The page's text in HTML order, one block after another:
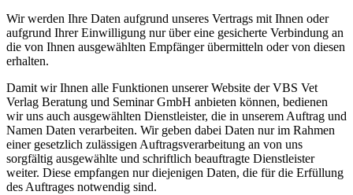
Wir werden Ihre Daten aufgrund unseres Vertrags mit Ihnen oder
aufgrund Ihrer Einwilligung nur über eine gesicherte Verbindung an
die von Ihnen ausgewählten Empfänger übermitteln oder von diesen
erhalten.
Damit wir Ihnen alle Funktionen unserer Website der VBS Vet
Verlag Beratung und Seminar GmbH anbieten können, bedienen
wir uns auch ausgewählten Dienstleister, die in unserem Auftrag und
Namen Daten verarbeiten. Wir geben dabei Daten nur im Rahmen
einer gesetzlich zulässigen Auftragsverarbeitung an von uns
sorgfältig ausgewählte und schriftlich beauftragte Dienstleister
weiter. Diese empfangen nur diejenigen Daten, die für die Erfüllung
des Auftrages notwendig sind.